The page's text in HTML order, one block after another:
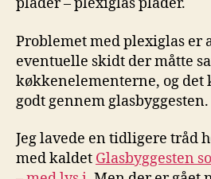
Problemet med plexiglas er
eventuelle skidt der måtte
køkkenelementerne, og det
godt gennem glasbyggesten.
Jeg lavede en tidligere tråd
med kaldet Glasbyggesten